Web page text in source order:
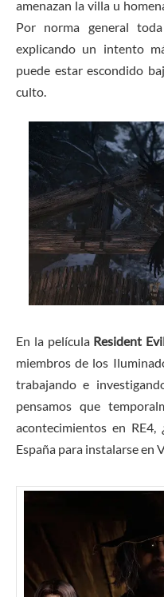
amenazan la villa u
Por norma general
explicando un intento
puede estar escondido
culto.
En la película Resident
miembros de los
trabajando e
pensamos que
acontecimientos en
España para instalarse en